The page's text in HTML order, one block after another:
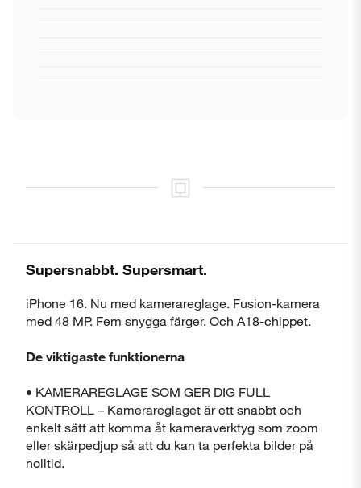
Supersnabbt. Supersmart.
iPhone 16. Nu med kamerareglage. Fusion-kamera
med 48 MP. Fem snygga färger. Och A18-chippet.
De viktigaste funktionerna
• KAMERAREGLAGE SOM GER DIG FULL
KONTROLL – Kamerareglaget är ett snabbt och
enkelt sätt att komma åt kameraverktyg som zoom
eller skärpedjup så att du kan ta perfekta bilder på
nolltid.